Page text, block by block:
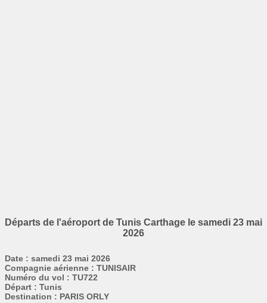
Départs de l'aéroport de Tunis Carthage le samedi 23 mai
2026
Date : samedi 23 mai 2026
Compagnie aérienne : TUNISAIR
Numéro du vol : TU722
Départ : Tunis
Destination : PARIS ORLY